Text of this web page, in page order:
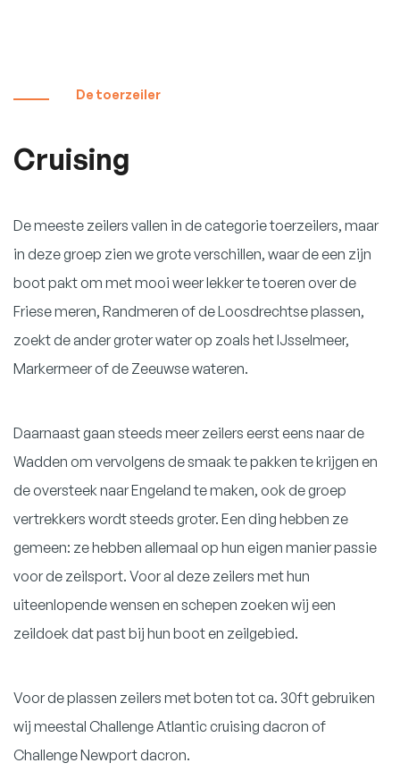
De toerzeiler
Cruising
De meeste zeilers vallen in de categorie toerzeilers, maar
in deze groep zien we grote verschillen, waar de een zijn
boot pakt om met mooi weer lekker te toeren over de
Friese meren, Randmeren of de Loosdrechtse plassen,
zoekt de ander groter water op zoals het IJsselmeer,
Markermeer of de Zeeuwse wateren.
Daarnaast gaan steeds meer zeilers eerst eens naar de
Wadden om vervolgens de smaak te pakken te krijgen en
de oversteek naar Engeland te maken, ook de groep
vertrekkers wordt steeds groter. Een ding hebben ze
gemeen: ze hebben allemaal op hun eigen manier passie
voor de zeilsport. Voor al deze zeilers met hun
uiteenlopende wensen en schepen zoeken wij een
zeildoek dat past bij hun boot en zeilgebied.
Voor de plassen zeilers met boten tot ca. 30ft gebruiken
wij meestal Challenge Atlantic cruising dacron of
Challenge Newport dacron.